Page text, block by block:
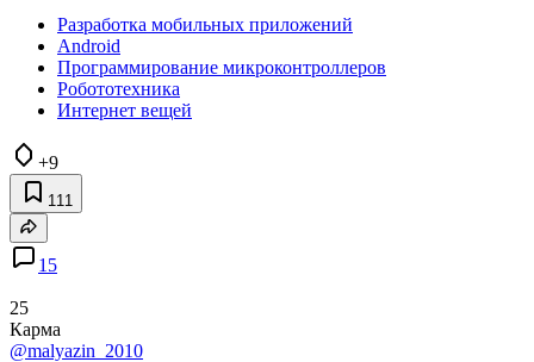
Разработка мобильных приложений
Android
Программирование микроконтроллеров
Робототехника
Интернет вещей
+9
111
15
25
Карма
@malyazin_2010